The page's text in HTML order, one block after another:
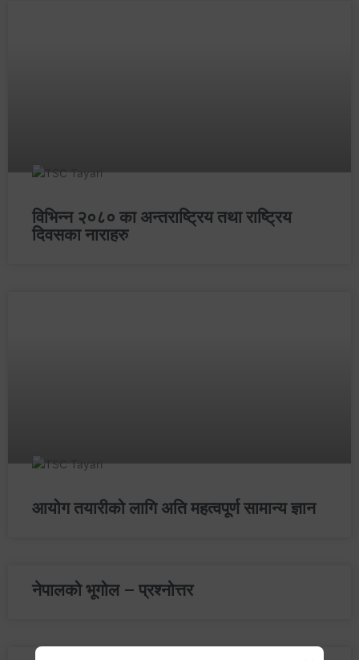
विभिन्‍न २०८० का अन्तराष्‍ट्रिय तथा राष्‍ट्रिय
दिवसका नाराहरु
आयोग तयारीको लागि अति महत्वपूर्ण सामान्य ज्ञान
नेपालको भूगोल – प्रश्‍नोत्तर